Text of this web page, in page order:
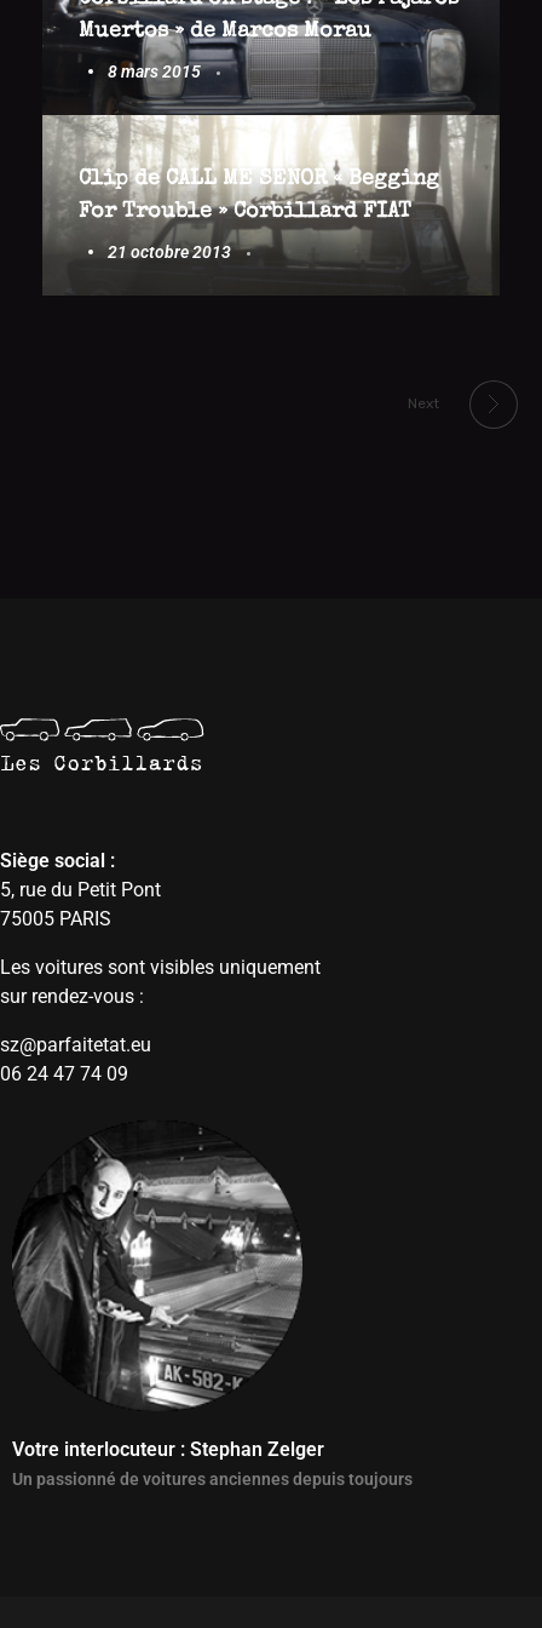
Muertos » de Marcos Morau
8 mars 2015
Clip de CALL ME SENOR « Begging
For Trouble » Corbillard FIAT
21 octobre 2013
Next
Siège social :
5, rue du Petit Pont
75005 PARIS
Les voitures sont visibles uniquement
sur rendez-vous :
sz@parfaitetat.eu
06 24 47 74 09
Votre interlocuteur : Stephan Zelger
Un passionné de voitures anciennes depuis toujours